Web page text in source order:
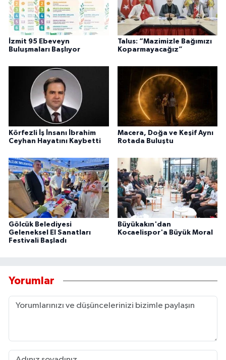
İzmit 95 Ebeveyn
Buluşmaları Başlıyor
Talus: “Mazimizle Bağımızı
Koparmayacağız”
Körfezli İş İnsanı İbrahim
Ceyhan Hayatını Kaybetti
Macera, Doğa ve Keşif Aynı
Rotada Buluştu
Gölcük Belediyesi
Geleneksel El Sanatları
Festivali Başladı
Büyükakın'dan
Kocaelispor'a Büyük Moral
Yorumlar